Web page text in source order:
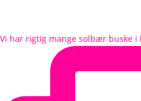
Vi har rigtig mange solbær buske i